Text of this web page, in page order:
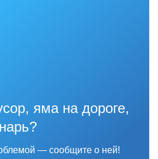
яма на дороге,
— сообщите о ней!